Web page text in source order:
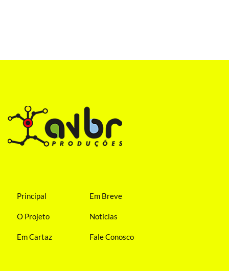
Principal
O Projeto
Em Cartaz
Em Breve
Notícias
Fale Conosco